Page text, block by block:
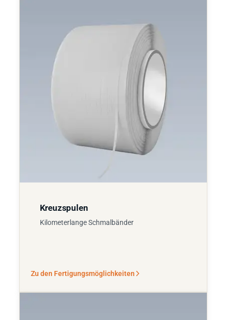
Kreuzspulen
Kilometerlange Schmalbänder
Zu den Fertigungsmöglichkeiten